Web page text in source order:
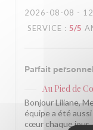
2026-08-08 -
SERVICE : 5/5
Parfait
Au Pied de
Bonjour Liliane,
équipe a été
cœur chaque jour.